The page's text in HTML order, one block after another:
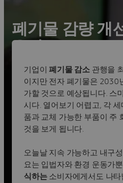
폐기물 감량 개
유지
디지털화는 순환 경제로 전환
제품을 지속적으로 유지하고
니다.
기업이폐기물 감소 관행을
이지만 전자 폐기물은 2030
가할 것으로 예상됩니다. 스
시다. 열어보기 어렵고, 각
품과 교체 가능한 부품이 주
것을 보게 됩니다.
오늘날 지속 가능하고 내구
요는 입법자와 환경 운동가
식하는소비자에게서도 나